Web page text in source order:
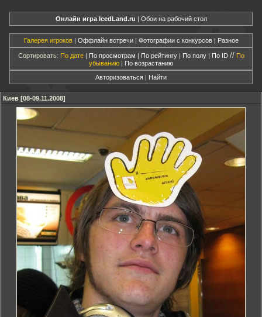
Онлайн игра IcedLand.ru | Обои на рабочий стол
Галерея игроков| Оффлайн встречи| Фотографии с конкурсов| Разное
Сортировать: По дате| По просмотрам | По рейтингу| По полу| По ID // По
убыванию | По возрастанию
Авторизоваться | Найти
Киев [08-09.11.2008]